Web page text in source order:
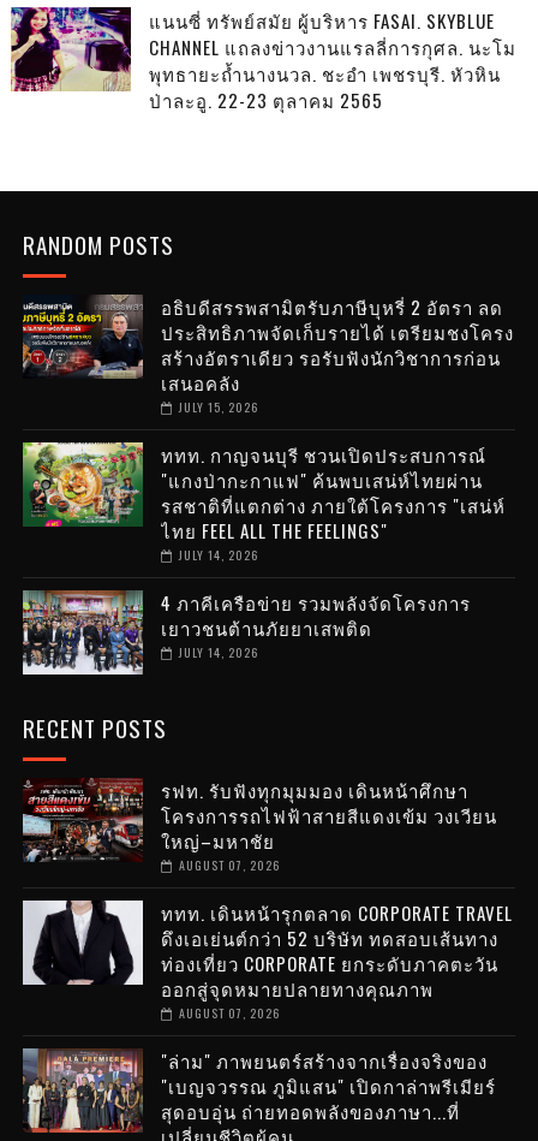
แนนซี่ ทรัพย์สมัย ผู้บริหาร FASAI. SKYBLUE
CHANNEL แถลงข่าวงานแรลลี่การกุศล. นะโม
พุทธายะถ้ำนางนวล. ชะอำ เพชรบุรี. หัวหิน
ป่าละอู. 22-23 ตุลาคม 2565
RANDOM POSTS
อธิบดีสรรพสามิตรับภาษีบุหรี่ 2 อัตรา ลด
ประสิทธิภาพจัดเก็บรายได้ เตรียมชงโครง
สร้างอัตราเดียว รอรับฟังนักวิชาการก่อน
เสนอคลัง
JULY 15, 2026
ททท. กาญจนบุรี ชวนเปิดประสบการณ์
"แกงป่ากะกาแฟ" ค้นพบเสน่ห์ไทยผ่าน
รสชาติที่แตกต่าง ภายใต้โครงการ "เสน่ห์
ไทย FEEL ALL THE FEELINGS"
JULY 14, 2026
4 ภาคีเครือข่าย รวมพลังจัดโครงการ
เยาวชนต้านภัยยาเสพติด
JULY 14, 2026
RECENT POSTS
รฟท. รับฟังทุกมุมมอง เดินหน้าศึกษา
โครงการรถไฟฟ้าสายสีแดงเข้ม วงเวียน
ใหญ่–มหาชัย
AUGUST 07, 2026
ททท. เดินหน้ารุกตลาด CORPORATE TRAVEL
ดึงเอเย่นต์กว่า 52 บริษัท ทดสอบเส้นทาง
ท่องเที่ยว CORPORATE ยกระดับภาคตะวัน
ออกสู่จุดหมายปลายทางคุณภาพ
AUGUST 07, 2026
"ล่าม" ภาพยนตร์สร้างจากเรื่องจริงของ
"เบญจวรรณ ภูมิแสน" เปิดกาล่าพรีเมียร์
สุดอบอุ่น ถ่ายทอดพลังของภาษา...ที่